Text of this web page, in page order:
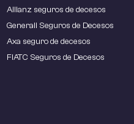
Allianz seguros de decesos
Generali Seguros de Decesos
Axa seguro de decesos
FIATC Seguros de Decesos